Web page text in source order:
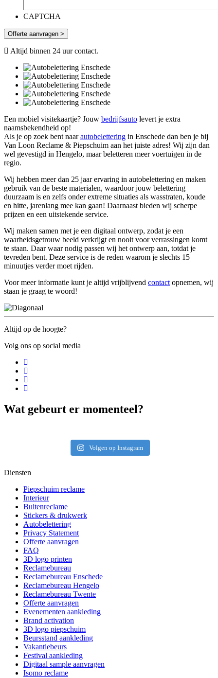
CAPTCHA
Offerte aanvragen >
Altijd binnen 24 uur contact.
Een mobiel visitekaartje? Jouw bedrijfsauto levert je extra
naamsbekendheid op!
Als je op zoek bent naarautobelettering in Enschede dan ben je bij
Van Loon Reclame & Piepschuim aan het juiste adres! Wij zijn dan
wel gevestigd in Hengelo, maar beletteren meer voertuigen in de
regio.
Wij hebben meer dan 25 jaar ervaring in autobelettering en maken
gebruik van de beste materialen, waardoor jouw belettering
duurzaam is en zelfs onder extreme situaties als wasstraten, koude
en hitte, jarenlang mee kan gaan! Daarnaast bieden wij scherpe
prijzen en een uitstekende service.
Wij maken samen met je een digitaal ontwerp, zodat je een
waarheidsgetrouw beeld verkrijgt en nooit voor verrassingen komt
te staan. Daar waar nodig passen wij het ontwerp aan, totdat je
tevreden bent. Deze service is de reden waarom je slechts 15
minuutjes verder moet rijden.
Voor meer informatie kunt je altijd vrijblijvend contact opnemen, wij
staan je graag te woord!
Altijd op de hoogte?
Volg ons op social media
Wat gebeurt er momenteel?
Volgen op Instagram
Diensten
Piepschuim reclame
Interieur
Buitenreclame
Stickers & drukwerk
Autobelettering
Privacy Statement
Offerte aanvragen
FAQ
3D logo printen
Reclamebureau
Reclamebureau Enschede
Reclamebureau Hengelo
Reclamebureau Twente
Offerte aanvragen
Evenementen aankleding
Brand activation
3D logo piepschuim
Beursstand aankleding
Vakantiebeurs
Festival aankleding
Digitaal sample aanvragen
Isomo reclame